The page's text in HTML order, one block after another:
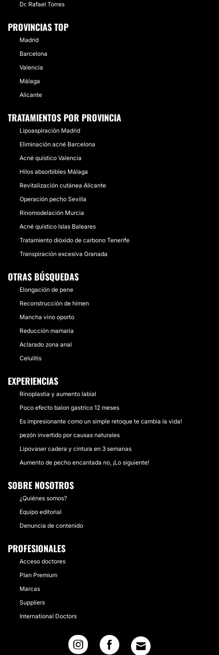
Cavitación
Dietas
Carboxiterapia
CIRUGÍA BARIÁTRICA
Tratamiento obesidad
Dr. Rafael Torres
PROVINCIAS TOP
Madrid
Barcelona
Valencia
Málaga
Alicante
TRATAMIENTOS POR PROVINCIA
Lipoaspiración Madrid
Eliminación acné Barcelona
Acné quístico Valencia
Hilos absorbibles Málaga
Revitalización cutánea Alicante
Operación pecho Sevilla
Rinomodelación Murcia
Acné quístico Islas Baleares
Tratamiento dióxido de carbono Tenerife
Transpiración excesiva Granada
OTRAS BÚSQUEDAS
Elongación de pene
Reconstrucción de himen
Mancha vino oporto
Reducción mamaria
Aclarado zona anal
Celulitis
EXPERIENCIAS
Rinoplastia y aumento labial
Poco efecto balon gastrico 12 meses
Es impresionante como un simple retoque te cambia la vida!
pezón invertido por causas naturales
Lipovaser cadera y cintura en 3 semanas
Aumento de pecho encantada no, ¡Lo siguiente!
SOBRE NOSOTROS
¿Quiénes somos?
Equipo editorial
Denuncia de contenido
PROFESIONALES
Acceso doctores
Plan Premium
Marcas
Suppliers
International Doctors